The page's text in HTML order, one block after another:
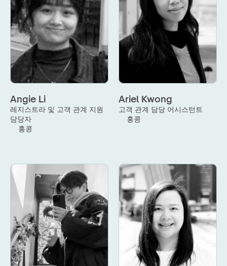
Angie Li
레지스트라 및 고객 관계 지원
담당자
홍콩
Ariel Kwong
고객 관계 담당 어시스턴트
홍콩